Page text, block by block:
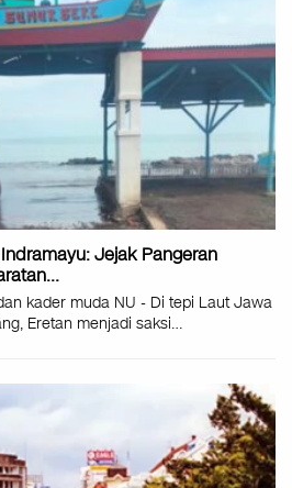
Jejak Pangeran
kader muda NU - Di tepi Laut Jawa
Eretan menjadi saksi…